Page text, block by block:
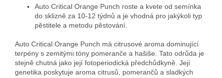
Auto Critical Orange Punch roste a kvete od semínka
do sklizně za 10-12 týdnů a je vhodná pro jakýkoli typ
pěstitele a metodu pěstování.
Auto Critical Orange Punch má citrusové aroma dominující
terpény s zemitými tóny pomeranče a hašiše. Tato odrůda je
stejně chutná jako její fotoperiodická předchůdkyně. Její
genetika poskytuje aroma citrusů, pomerančů a sladkých